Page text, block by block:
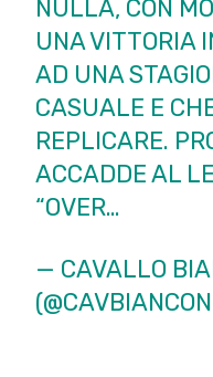
NULLA, CON
UNA VITTORIA
AD UNA
CASUALE E
REPLICARE.
ACCADDE AL
“OVER…
— CAVALLO